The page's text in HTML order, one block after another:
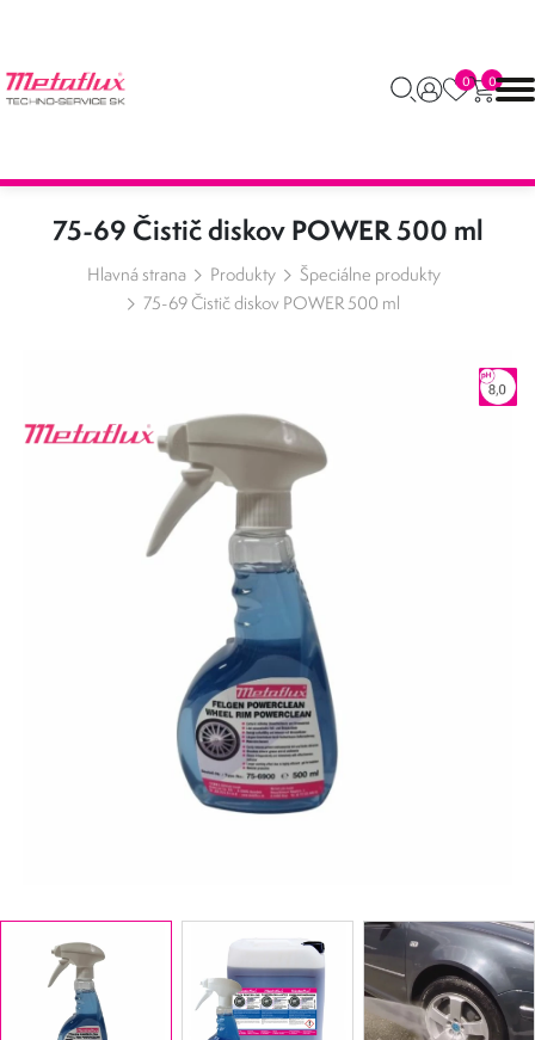
0 0
75-69 Čistič diskov POWER 500 ml
Hlavná strana Produkty
Špeciálne produkty
75-69 Čistič diskov POWER 500 ml